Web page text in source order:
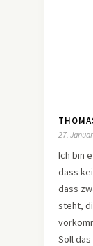
27.
Ich bin
dass
dass
steht,
Soll